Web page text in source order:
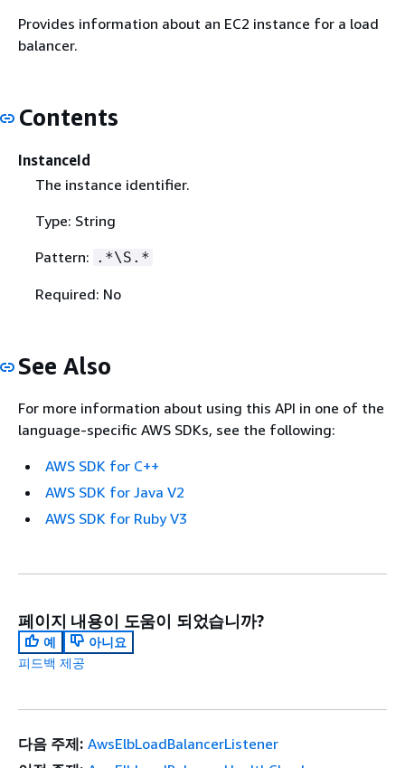
Provides information about an EC2 instance for a load
balancer.
Contents
InstanceId
The instance identifier.
Type: String
Pattern: .*\S.*
Required: No
See Also
For more information about using this API in one of the
language-specific AWS SDKs, see the following:
AWS SDK for C++
AWS SDK for Java V2
AWS SDK for Ruby V3
페이지 내용이 도움이 되었습니까?
예
아니요
피드백 제공
다음 주제: AwsElbLoadBalancerListener